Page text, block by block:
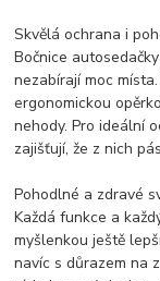
Skvělá ochrana i
Bočnice
nezabírají moc
ergonomickou
nehody. Pro ideální
zajišťují, že z nich
Pohodlné a zdravé
Každá funkce a
myšlenkou ještě
navíc s důrazem na